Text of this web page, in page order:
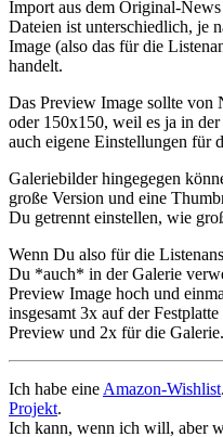
Import aus dem Original-
Dateien ist unterschiedlich, je
Image (also das für die
handelt.
Das Preview Image sollte von
oder 150x150, weil es ja in
auch eigene Einstellungen für
Galeriebilder hingegegen
große Version und eine
Du getrennt einstellen, wie
Wenn Du also für die
Du *auch* in der Galerie
Preview Image hoch und
insgesamt 3x auf der
Preview und 2x für die Galerie.
Ich habe eine Amazon-Wishlist.
Projekt.
Ich kann, wenn ich will, aber